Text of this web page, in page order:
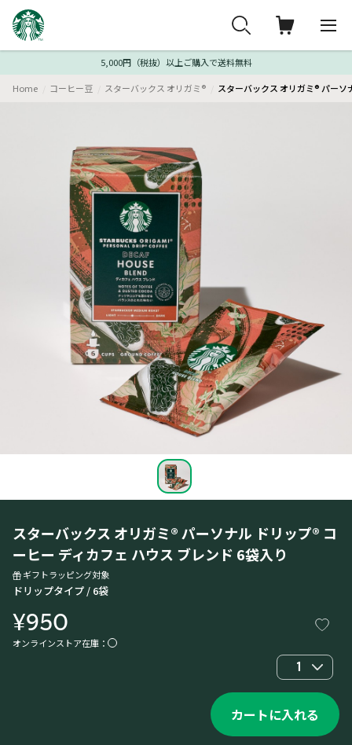
5,000円（税抜）以上ご購入で送料無料
Home コーヒー豆 スターバックス オリガミ® スターバックス オリガミ® パー
スターバックス オリガミ® パーソナル ドリップ® コ
ーヒー ディカフェ ハウス ブレンド 6袋入り
ギフトラッピング対象
ドリップタイプ / 6袋
¥950
オンラインストア在庫：
1
カートに入れる